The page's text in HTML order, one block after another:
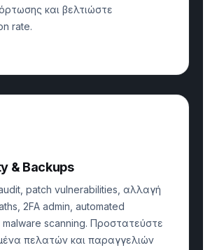
και βελτιώστε
rate.
& Backups
patch vulnerabilities, αλλαγή
2FA admin, automated
scanning. Προστατεύστε
πελατών και παραγγελιών